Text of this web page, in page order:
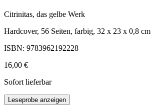
Citrinitas, das gelbe Werk
Hardcover, 56 Seiten, farbig, 32 x 23 x 0,8 cm
ISBN: 9783962192228
16,00 €
Sofort lieferbar
Leseprobe anzeigen